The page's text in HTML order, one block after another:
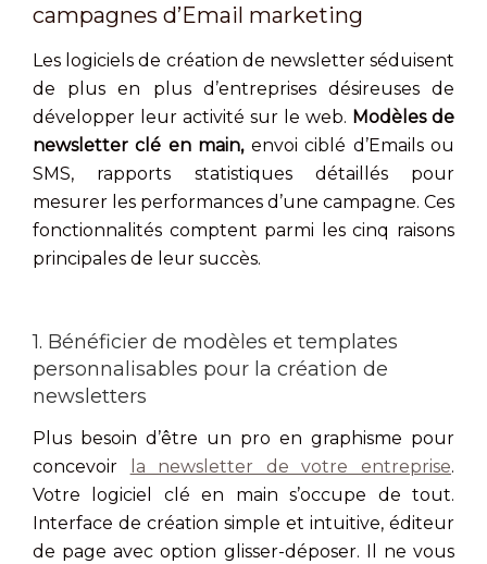
campagnes d’Email marketing
Les logiciels de création de newsletter séduisent
de plus en plus d’entreprises désireuses de
développer leur activité sur le web. Modèles de
newsletter clé en main,envoi ciblé d’Emails ou
SMS, rapports statistiques détaillés pour
mesurer les performances d’une campagne. Ces
fonctionnalités comptent parmi les cinq raisons
principales de leur succès.
1. Bénéficier de modèles et templates
personnalisables pour la création de
newsletters
Plus besoin d’être un pro en graphisme pour
concevoir
la newsletter de votre entreprise.
Votre logiciel clé en main s’occupe de tout.
Interface de création simple et intuitive, éditeur
de page avec option glisser-déposer. Il ne vous